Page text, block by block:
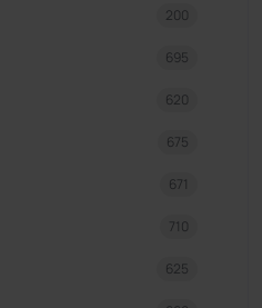
200
695
620
675
671
710
625